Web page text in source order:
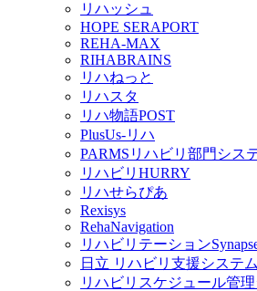
リハッシュ
HOPE SERAPORT
REHA-MAX
RIHABRAINS
リハねっと
リハスタ
リハ物語POST
PlusUs-リハ
PARMSリハビリ部門シス
リハビリHURRY
リハせらぴあ
Rexisys
RehaNavigation
リハビリテーション
日立 リハビリ支援システム
リハビリスケジュール管